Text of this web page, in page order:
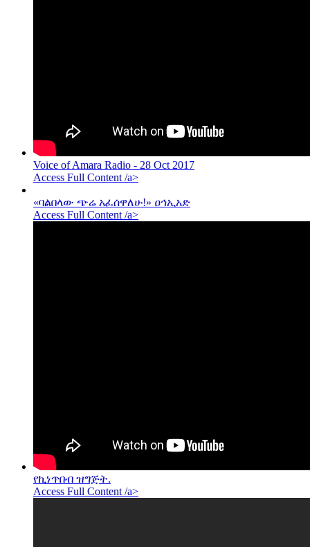
Voice of Amara Radio - 28 Oct 2017
Access Full Content /a>
«ባልበላው ጭሬ አፈሰዋለሁ!» ዐኅኢአድ
Access Full Content /a>
የኪነጥበብ ዝግጅት.
Access Full Content /a>